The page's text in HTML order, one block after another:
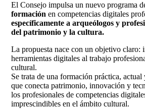
El Consejo impulsa un nuevo programa
formaciónen competencias digitales
específicamente a arqueólogos y
del patrimonio y la cultura.
La propuesta nace con un objetivo claro:
herramientas digitales al trabajo
cultural.
Se trata de una formación práctica,
que conecta patrimonio, innovación y
los profesionales de competencias
imprescindibles en el ámbito cultural.